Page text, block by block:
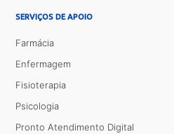
SERVIÇOS DE APOIO
Farmácia
Enfermagem
Fisioterapia
Psicologia
Pronto Atendimento Digital